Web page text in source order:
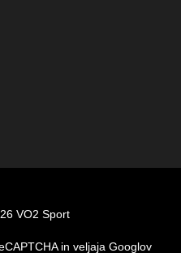
VO2 Sport
in veljaja Googlov